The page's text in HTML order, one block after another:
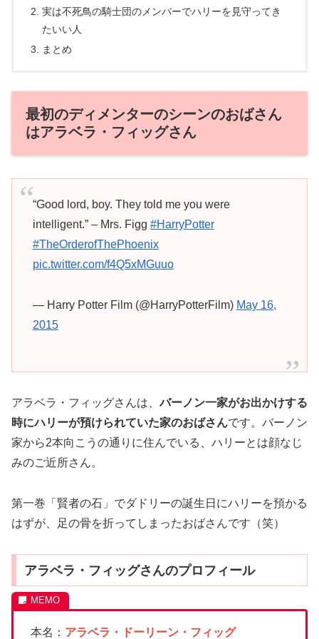
実は不死鳥の騎士団のメンバーでハリーを見守ってき
たいい人
まとめ
最初のディメンターのシーンのおばさん
はアラベラ・フィッグさん
“Good lord, boy. They told me you were
intelligent.” – Mrs. Figg #HarryPotter
#TheOrderofThePhoenix
pic.twitter.com/f4Q5xMGuuo
— Harry Potter Film (@HarryPotterFilm) May 16,
2015
アラベラ・フィッグさんは、バーノン一家がお出かけする
時にハリーが預けられていた家のおばさんです。バーノン
家から2本向こうの通りに住んでいる、ハリーとは顔なじ
みのご近所さん。
第一巻「賢者の石」でダドリーの誕生日にハリーを預かる
はずが、足の骨を折ってしまったおばさんです（笑）
アラベラ・フィッグさんのプロフィール
本名： アラベラ・ドーリーン・フィッグ